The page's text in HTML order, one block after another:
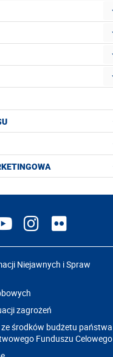
Niejawnych i Spraw
zagrożeń
środków budżetu państwa
Funduszu Celowego